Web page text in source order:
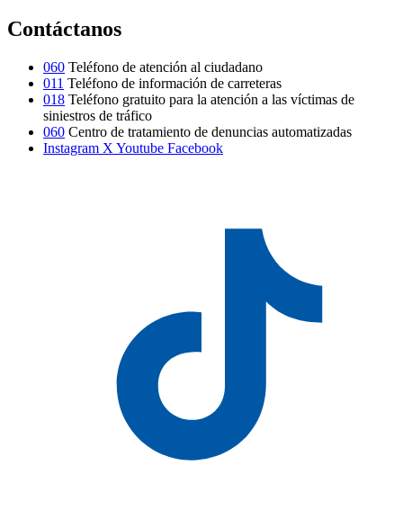
Contáctanos
060 Teléfono de atención al ciudadano
011 Teléfono de información de carreteras
018 Teléfono gratuito para la atención a las víctimas de
siniestros de tráfico
060 Centro de tratamiento de denuncias automatizadas
Instagram X Youtube Facebook